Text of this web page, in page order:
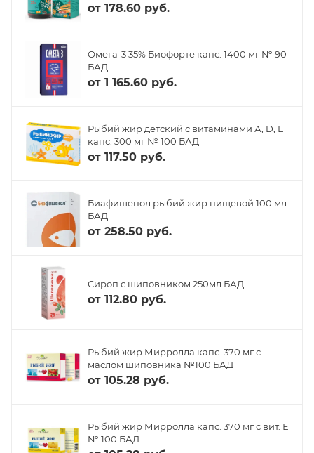
от 178.60 руб.
Омега-3 35% Биофорте капс. 1400 мг № 90
БАД
от 1 165.60 руб.
Рыбий жир детский с витаминами А, D, Е
капс. 300 мг № 100 БАД
от 117.50 руб.
Биафишенол рыбий жир пищевой 100 мл
БАД
от 258.50 руб.
Сироп с шиповником 250мл БАД
от 112.80 руб.
Рыбий жир Мирролла капс. 370 мг с
маслом шиповника №100 БАД
от 105.28 руб.
Рыбий жир Мирролла капс. 370 мг с вит. Е
№ 100 БАД